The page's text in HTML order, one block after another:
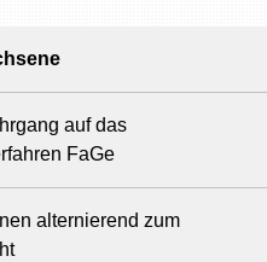
auf das
FaGe
alternierend zum